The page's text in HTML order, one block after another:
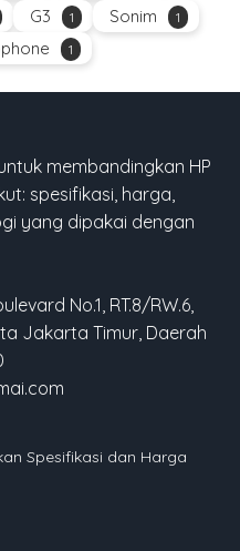
G3 1 Sonim 1
1
membandingkan HP
spesifikasi, harga,
yang dipakai dengan
No.1, RT.8/RW.6,
Jakarta Timur, Daerah
Spesifikasi dan Harga